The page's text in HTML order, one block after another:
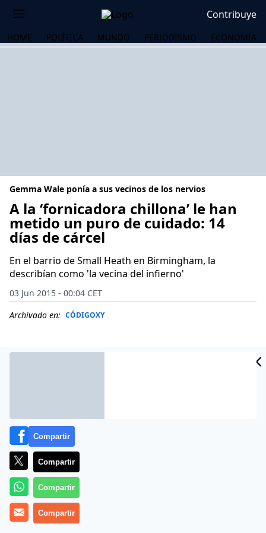
Contribuye
HOME POLÍTICA MUNDO PERIODISMO ECONOMÍA
Gemma Wale ponía a sus vecinos de los nervios
A la ‘fornicadora chillona’ le han
metido un puro de cuidado: 14
días de cárcel
En el barrio de Small Heath en Birmingham, la
describían como 'la vecina del infierno'
03 Jun 2015 - 00:04 CET
Archivado en: CÓDIGOXY
Los vecinos de Gemma Wale, en el barrio de Small
Heath en Birmingham, la describían como «la vecina
Compartir
Compartir
Compartir
Compartir